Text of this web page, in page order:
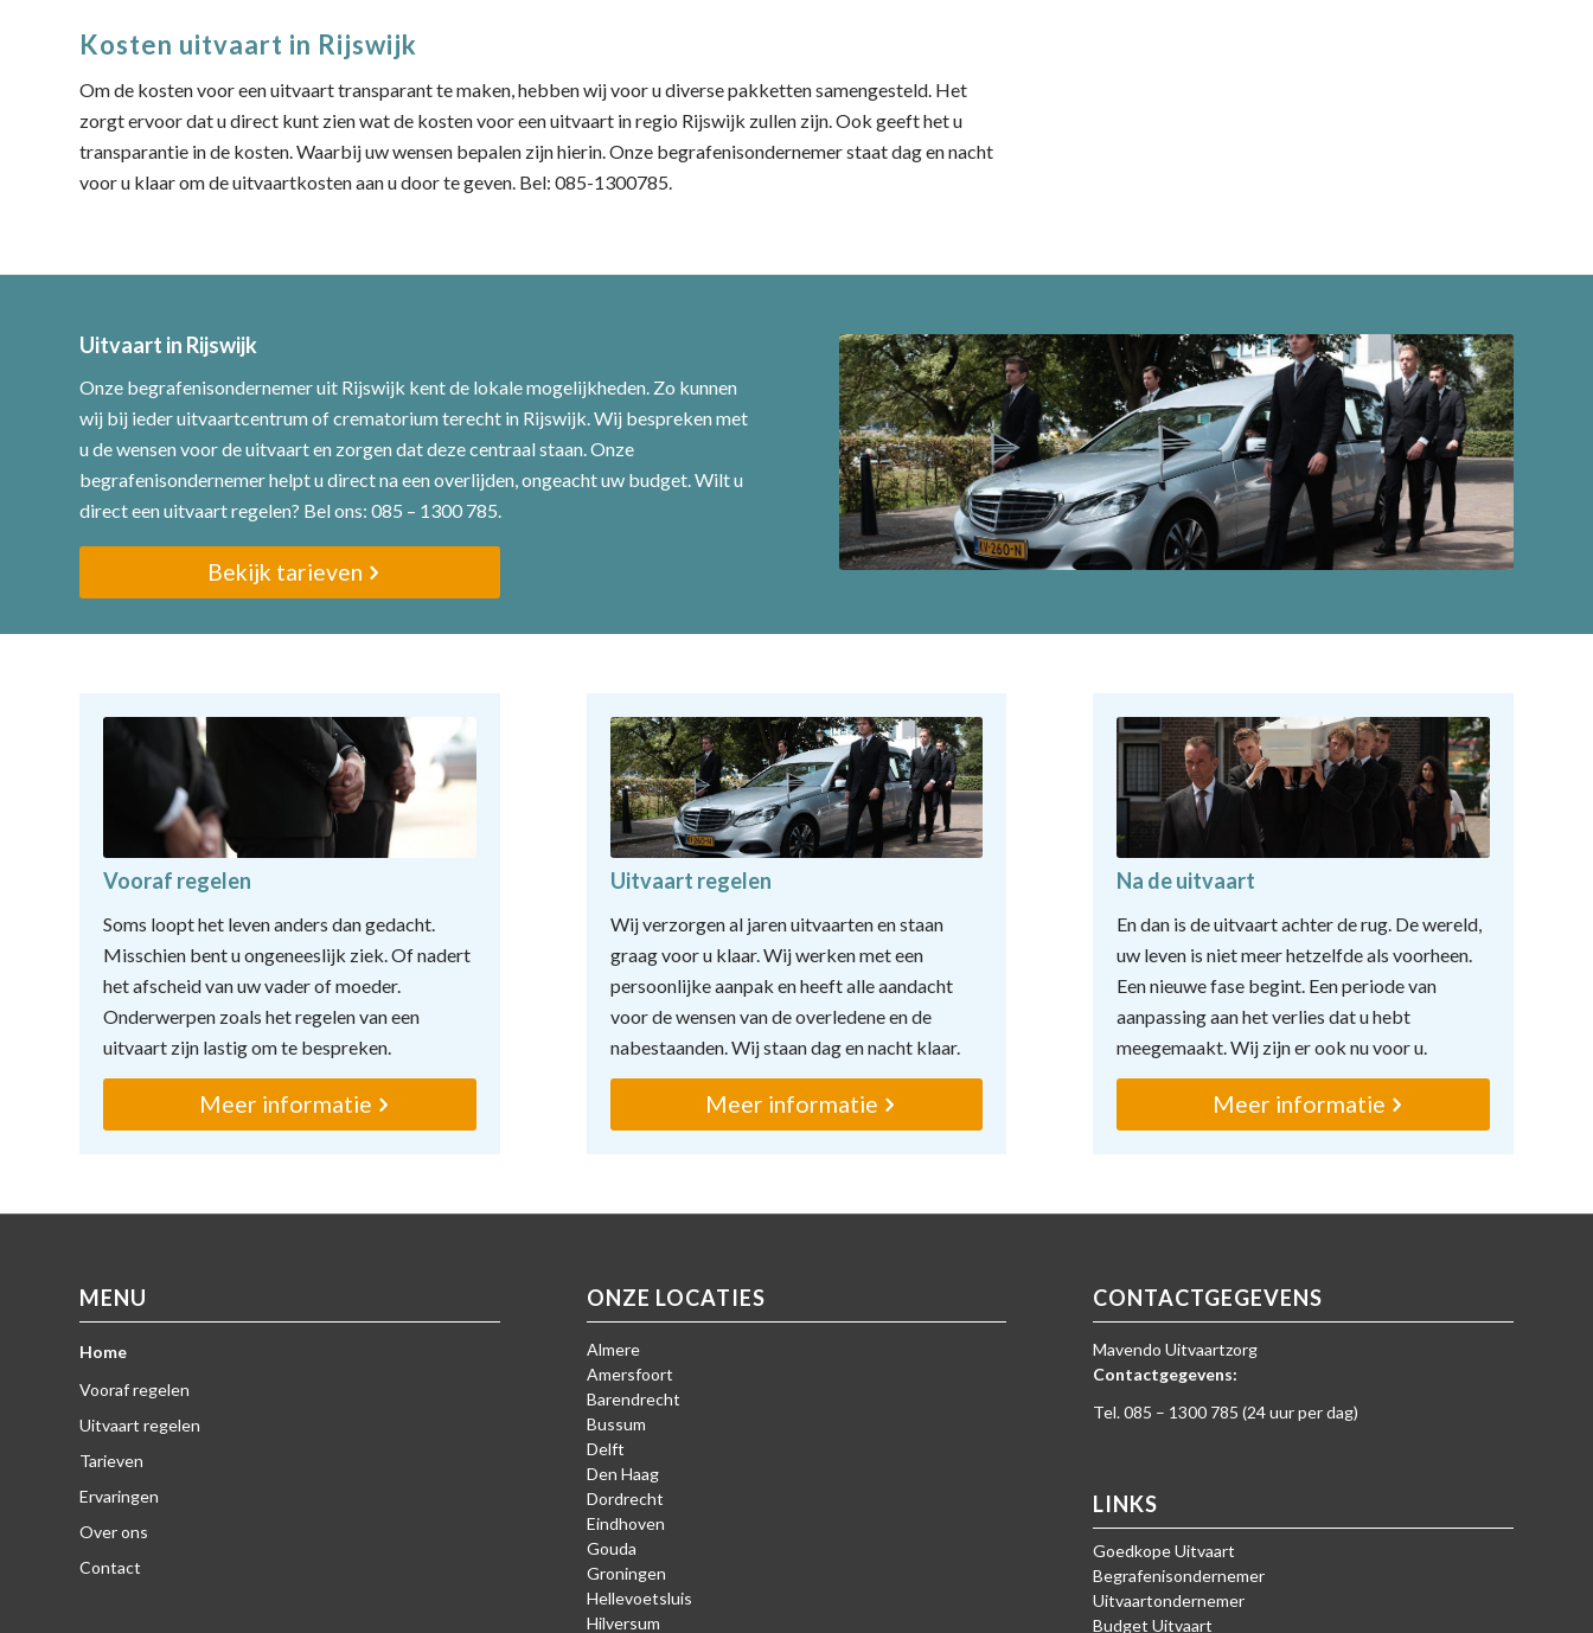
Kosten uitvaart in Rijswijk
Om de kosten voor een uitvaart transparant te maken, hebben wij voor u diverse pakketten samengesteld. Het
zorgt ervoor dat u direct kunt zien wat de kosten voor een uitvaart in regio Rijswijk zullen zijn. Ook geeft het u
transparantie in de kosten. Waarbij uw wensen bepalen zijn hierin. Onze begrafenisondernemer staat dag en nacht
voor u klaar om de uitvaartkosten aan u door te geven. Bel: 085-1300785.
Uitvaart in Rijswijk
Onze begrafenisondernemer uit Rijswijk kent de lokale mogelijkheden. Zo kunnen
wij bij ieder uitvaartcentrum of crematorium terecht in Rijswijk. Wij bespreken met
u de wensen voor de uitvaart en zorgen dat deze centraal staan. Onze
begrafenisondernemer helpt u direct na een overlijden, ongeacht uw budget. Wilt u
direct een uitvaart regelen? Bel ons: 085 – 1300 785.
Bekijk tarieven
Vooraf regelen
Soms loopt het leven anders dan gedacht.
Misschien bent u ongeneeslijk ziek. Of nadert
het afscheid van uw vader of moeder.
Onderwerpen zoals het regelen van een
uitvaart zijn lastig om te bespreken.
Meer informatie
Uitvaart regelen
Wij verzorgen al jaren uitvaarten en staan
graag voor u klaar. Wij werken met een
persoonlijke aanpak en heeft alle aandacht
voor de wensen van de overledene en de
nabestaanden. Wij staan dag en nacht klaar.
Meer informatie
Na de uitvaart
En dan is de uitvaart achter de rug. De wereld,
uw leven is niet meer hetzelfde als voorheen.
Een nieuwe fase begint. Een periode van
aanpassing aan het verlies dat u hebt
meegemaakt. Wij zijn er ook nu voor u.
Meer informatie
MENU
Home
Vooraf regelen
Uitvaart regelen
Tarieven
Ervaringen
Over ons
Contact
ONZE LOCATIES
Almere
Amersfoort
Barendrecht
Bussum
Delft
Den Haag
Dordrecht
Eindhoven
Gouda
Groningen
Hellevoetsluis
Hilversum
CONTACTGEGEVENS
Mavendo Uitvaartzorg
Contactgegevens:
Tel. 085 – 1300 785 (24 uur per dag)
LINKS
Goedkope Uitvaart
Begrafenisondernemer
Uitvaartondernemer
Budget Uitvaart